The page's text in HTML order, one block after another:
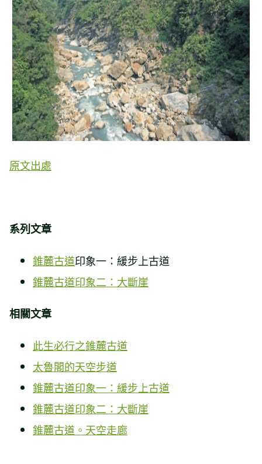
原文出處
系列文章
錐麓古道印象一：緩步上古道
錐麓古道印象二：大斷崖
相關文章
此生必行之錐麓古道
太魯閣的天空步道
錐麓古道印象一：緩步上古道
錐麓古道印象二：大斷崖
錐麓古道。天空走廊